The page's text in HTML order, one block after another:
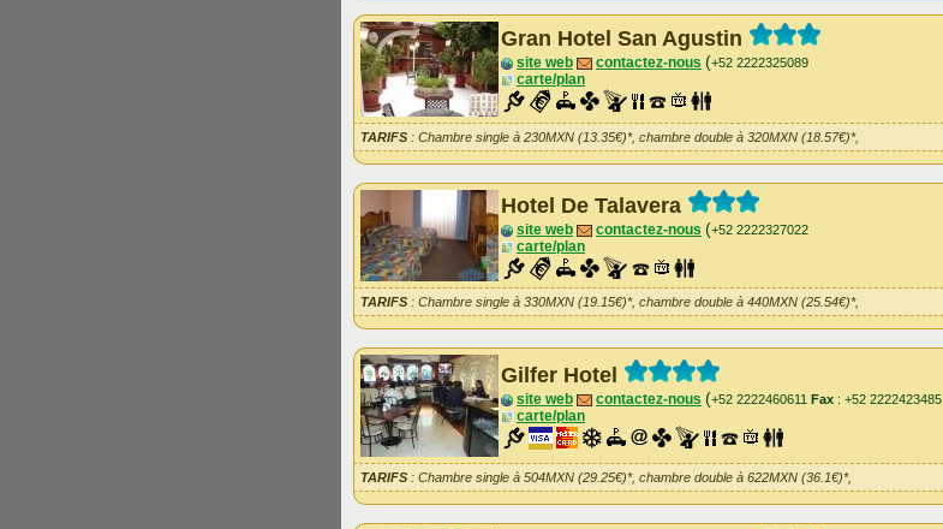
Gran Hotel San Agustin
site web contactez-nous (+52 2222325089
carte/plan
TARIFS : Chambre single à 230MXN (13.35€)*, chambre double à 320MXN (18.57€)*,
Hotel De Talavera
site web contactez-nous (+52 2222327022
carte/plan
TARIFS : Chambre single à 330MXN (19.15€)*, chambre double à 440MXN (25.54€)*,
Gilfer Hotel
site web contactez-nous (+52 2222460611 Fax : +52 2222423485
carte/plan
TARIFS : Chambre single à 504MXN (29.25€)*, chambre double à 622MXN (36.1€)*,